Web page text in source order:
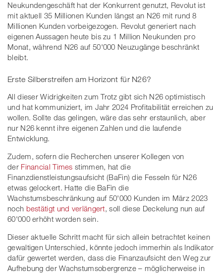
Neukundengeschäft hat der Konkurrent genutzt, Revolut ist
mit aktuell 35 Millionen Kunden längst an N26 mit rund 8
Millionen Kunden vorbeigezogen. Revolut generiert nach
eigenen Aussagen heute bis zu 1 Million Neukunden pro
Monat, während N26 auf 50'000 Neuzugänge beschränkt
bleibt.
Erste Silberstreifen am Horizont für N26?
All dieser Widrigkeiten zum Trotz gibt sich N26 optimistisch
und hat kommuniziert, im Jahr 2024 Profitabilität erreichen zu
wollen. Sollte das gelingen, wäre das sehr erstaunlich, aber
nur N26 kennt ihre eigenen Zahlen und die laufende
Entwicklung.
Zudem, sofern die Recherchen unserer Kollegen von
der Financial Times stimmen, hat die
Finanzdienstleistungsaufsicht (BaFin) die Fesseln für N26
etwas gelockert. Hatte die BaFin die
Wachstumsbeschränkung auf 50'000 Kunden im März 2023
noch bestätigt und verlängert, soll diese Deckelung nun auf
60'000 erhöht worden sein.
Dieser aktuelle Schritt macht für sich allein betrachtet keinen
gewaltigen Unterschied, könnte jedoch immerhin als Indikator
dafür gewertet werden, dass die Finanzaufsicht den Weg zur
Aufhebung der Wachstumsobergrenze – möglicherweise in